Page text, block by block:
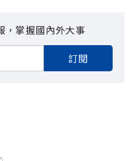
，掌握國內外大事
訂閱